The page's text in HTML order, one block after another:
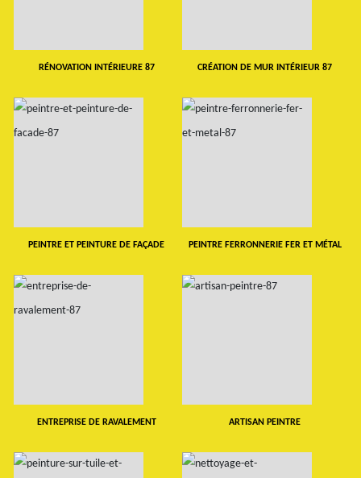
RÉNOVATION INTÉRIEURE 87 CRÉATION DE MUR INTÉRIEUR 87
PEINTRE ET PEINTURE DE FAÇADE PEINTRE FERRONNERIE FER ET MÉTAL
ENTREPRISE DE RAVALEMENT ARTISAN PEINTRE